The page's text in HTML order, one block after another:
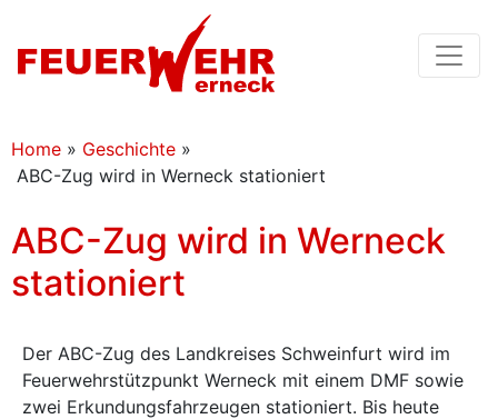
Home » Geschichte »
ABC-Zug wird in Werneck stationiert
ABC-Zug wird in Werneck
stationiert
Der ABC-Zug des Landkreises Schweinfurt wird im
Feuerwehrstützpunkt Werneck mit einem DMF sowie
zwei Erkundungsfahrzeugen stationiert. Bis heute